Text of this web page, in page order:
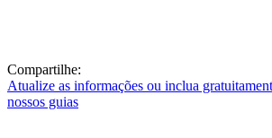
Compartilhe:
Atualize as informações ou inclua
nossos guias